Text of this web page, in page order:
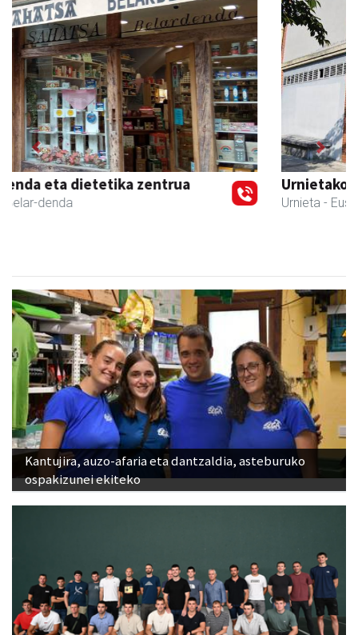
Urnietako AEK euskaltegia
Urnieta - Euskaltegiak
Previous Next
Kantujira, auzo-afaria eta dantzaldia, asteburuko
ospakizunei ekiteko